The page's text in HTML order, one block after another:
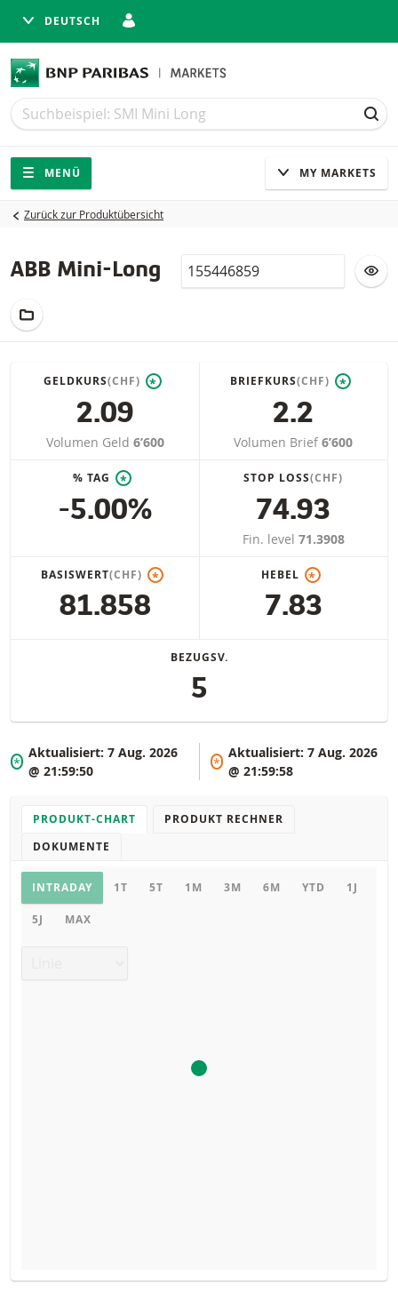
DEUTSCH
Suche
Suche
Navigation
Seitennavigation
MENÜ MY MARKETS
Zurück zur Produktübersicht
ABB Mini-Long Valor
GELDKURS(CHF) *
2.09
Volumen Geld 6’600
BRIEFKURS(CHF) *
2.2
Volumen Brief 6’600
% TAG *
-5.00%
STOP LOSS(CHF)
74.93
Fin. level 71.3908
BASISWERT(CHF) *
81.858
HEBEL *
7.83
BEZUGSV.
5
*
Aktualisiert:7 Aug. 2026
@ 21:59:50
*
Aktualisiert: 7 Aug. 2026
@ 21:59:58
PRODUKT-CHART
PRODUKT RECHNER
DOKUMENTE
Chart
INTRADAY 1T 5T 1M 3M 6M YTD 1J
5J MAX
NEUER REFERENZKURS STÜCKZAHL
BROSCHÜRE